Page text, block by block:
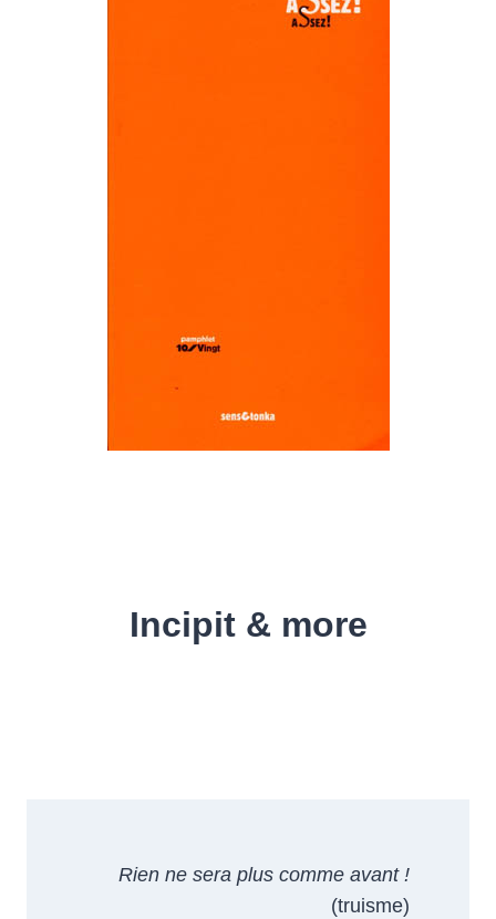
Incipit & more
Rien ne sera plus comme avant !
(truisme)